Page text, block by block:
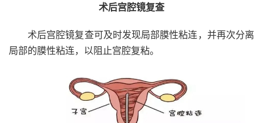
术后宫腔镜复查
术后宫腔镜复查可及时发现局部膜性粘连，并再次分离
局部的膜性粘连，以阻止宫腔复粘。